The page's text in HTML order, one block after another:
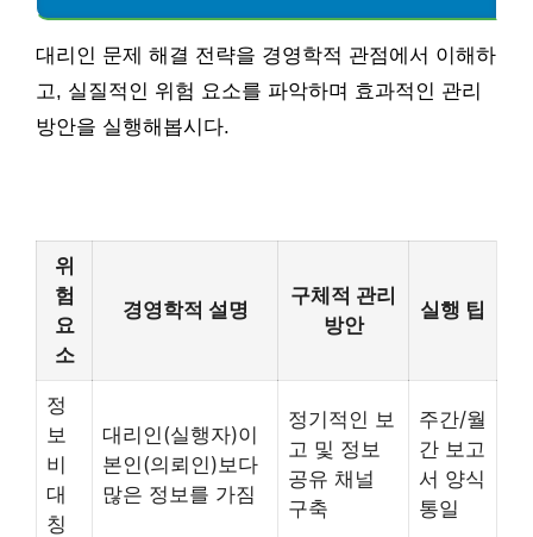
대리인 문제 해결 전략을 경영학적 관점에서 이해하
고, 실질적인 위험 요소를 파악하며 효과적인 관리
방안을 실행해봅시다.
위
험
요
소
경영학적 설명
구체적 관리
방안
실행 팁
정
보
비
대
칭
대리인(실행자)이
본인(의뢰인)보다
많은 정보를 가짐
정기적인 보
고 및 정보
공유 채널
구축
주간/월
간 보고
서 양식
통일